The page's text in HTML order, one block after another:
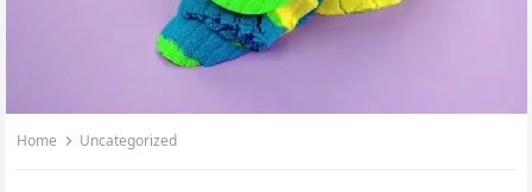
Home Uncategorized